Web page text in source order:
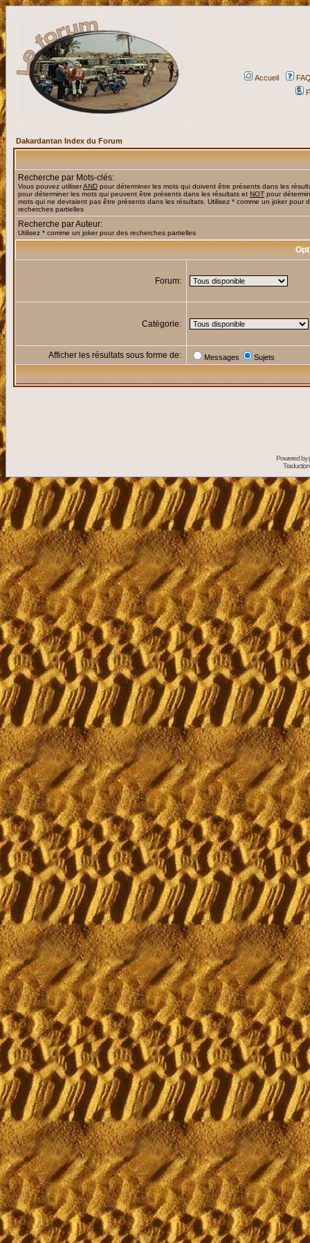
Accueil
Dakardantan Index du Forum
Recherche par Mots-clés:
Vous pouvez utiliserAND pour déterminer les mots qui doivent être présents dans les
pour déterminer les mots qui peuvent être présents dans les résultats et NOT pour
mots qui ne devraient pas être présents dans les résultats. Utilisez * comme un joker pour
recherches partielles
Recherche par Auteur:
Utilisez * comme un joker pour des recherches partielles
Forum:
Catégorie:
Afficher les résultats sous forme de: Messages Sujets
Powered by